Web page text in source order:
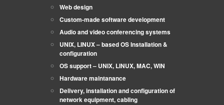
Web design
Custom-made software development
Audio and video conferencing systems
UNIX, LINUX – based OS Installation &
configuration
OS support – UNIX, LINUX, MAC, WIN
Hardware maintanance
Delivery, installation and configuration of
network equipment, cabling